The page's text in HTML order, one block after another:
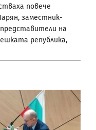
повече
заместник-
на
република,